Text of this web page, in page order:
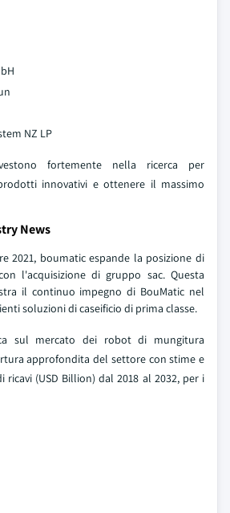
NZ LP
fortemente nella ricerca per
innovativi e ottenere il massimo
News
2021, boumatic espande la posizione di
l'acquisizione di gruppo sac. Questa
il continuo impegno di BouMatic nel
soluzioni di caseificio di prima classe.
sul mercato dei robot di mungitura
approfondita del settore con stime e
(USD Billion) dal 2018 al 2032, per i